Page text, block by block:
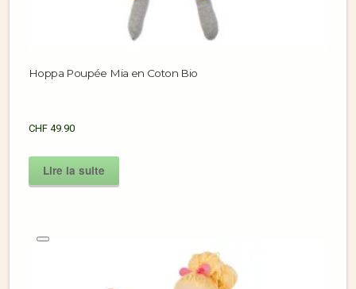
Hoppa Poupée Mia en Coton Bio
CHF 49.90
Lire la suite